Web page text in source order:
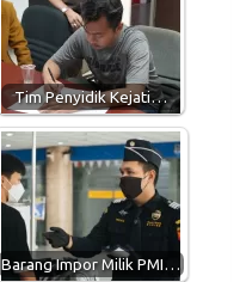
Tim Penyidik Kejati…
Barang Impor Milik PMI…